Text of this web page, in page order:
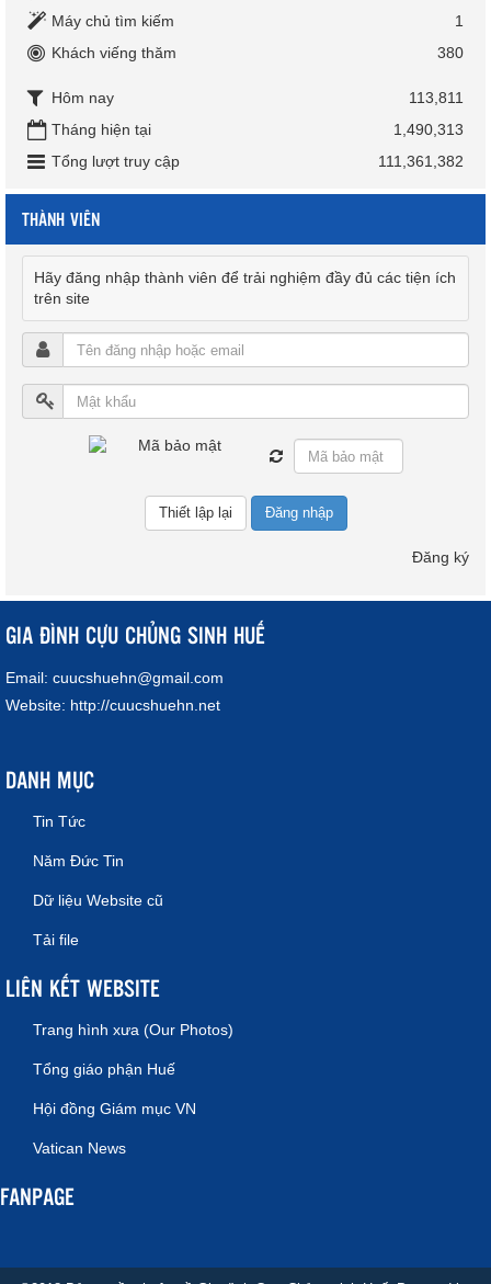
Máy chủ tìm kiếm
1
Khách viếng thăm
380
Hôm nay
113,811
Tháng hiện tại
1,490,313
Tổng lượt truy cập
111,361,382
THÀNH VIÊN
Hãy đăng nhập thành viên để trải nghiệm đầy đủ các tiện ích
trên site
Đăng nhập
Đăng ký
GIA ĐÌNH CỰU CHỦNG SINH HUẾ
Email: cuucshuehn@gmail.com
Website: http://cuucshuehn.net
DANH MỤC
Tin Tức
Năm Đức Tin
Dữ liệu Website cũ
Tải file
LIÊN KẾT WEBSITE
Trang hình xưa (Our Photos)
Tổng giáo phận Huế
Hội đồng Giám mục VN
Vatican News
FANPAGE